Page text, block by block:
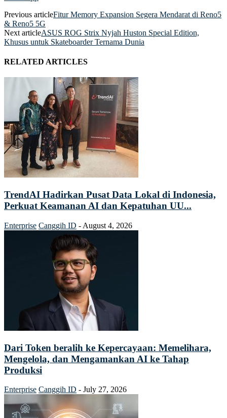
Previous articleFitur Memory Expansion Segera Mendarat di Reno5
& Reno5 5G
Next articleASUS ROG Strix Nyjah Huston Special Edition,
Khusus untuk Skateboarder Ternama Dunia
RELATED ARTICLES
TrendAI Hadirkan Pusat Data Lokal di Indonesia,
Perkuat Keamanan AI dan Kepatuhan UU...
Enterprise Canggih ID - August 4, 2026
Dari Token beralih ke Kepercayaan: Memelihara,
Mengelola, dan Mengamankan AI ke Tahap
Produksi
Enterprise Canggih ID - July 27, 2026